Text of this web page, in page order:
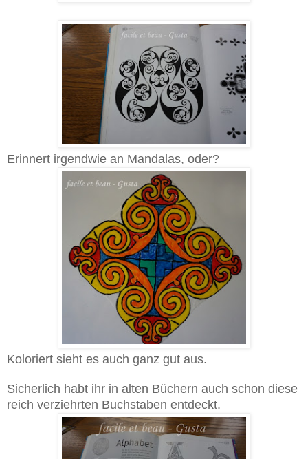
Erinnert irgendwie an Mandalas, oder?
Koloriert sieht es auch ganz gut aus.
Sicherlich habt ihr in alten Büchern auch schon diese
reich verziehrten Buchstaben entdeckt.